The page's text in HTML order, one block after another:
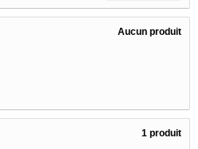
Aucun produit
1 produit